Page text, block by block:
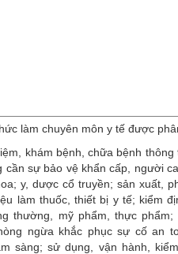
làm chuyên môn y tế được
khám bệnh, chữa bệnh
cần sự bảo vệ khẩn cấp, người
y, dược cổ truyền; sản xuất,
làm thuốc, thiết bị y tế; kiểm
thường, mỹ phẩm, thực
ngừa khắc phục sự cố an
sàng; sử dụng, vận hành,